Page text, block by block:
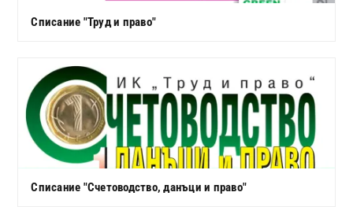
Списание "Труд и право"
Списание "Счетоводство, данъци и право"